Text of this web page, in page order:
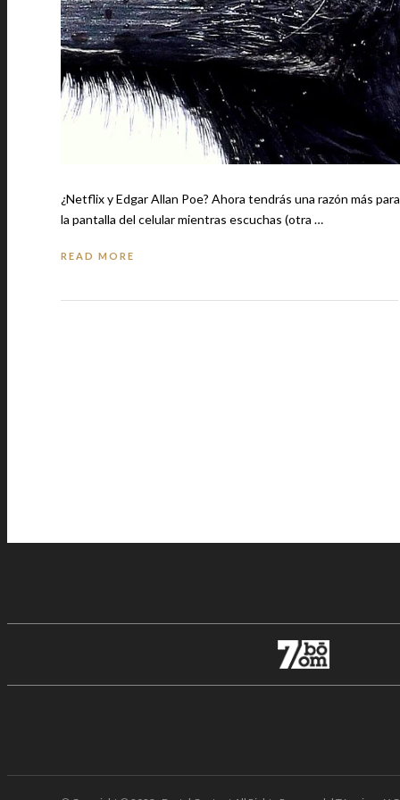
¿Netflix y Edgar Allan Poe? Ahora tendrás una razón más para ponerte
la pantalla del celular mientras escuchas (otra …
READ MORE